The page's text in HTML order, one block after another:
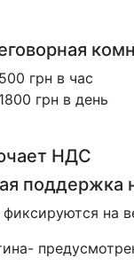
500 грн в час
1800 грн в день
НДС
поддержка
на